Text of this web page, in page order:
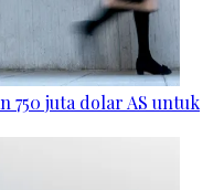
750 juta dolar AS untuk